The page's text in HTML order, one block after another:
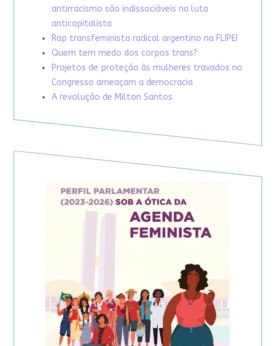
antirracismo são indissociáveis na luta
anticapitalista
Rap transfeminista radical argentino na FLIPEI
Quem tem medo dos corpos trans?
Projetos de proteção às mulheres travados no
Congresso ameaçam a democracia
A revolução de Milton Santos